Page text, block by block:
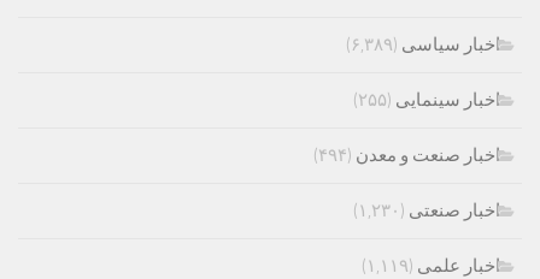
اخبار سیاسی (۶,۳۸۹)
اخبار سینمایی (۲۵۵)
اخبار صنعت و معدن (۴۹۴)
اخبار صنعتی (۱,۲۳۰)
اخبار علمی (۱,۱۱۹)